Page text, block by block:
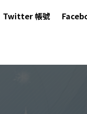
Twitter 帳號